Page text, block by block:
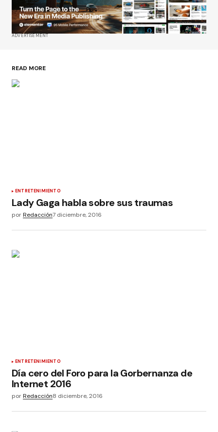
ADVERTISEMENT
READ MORE
ENTRETENIMIENTO
Lady Gaga habla sobre sus traumas
porRedacción7 diciembre, 2016
ENTRETENIMIENTO
Día cero del Foro para la Gorbernanza de
Internet 2016
porRedacción8 diciembre, 2016